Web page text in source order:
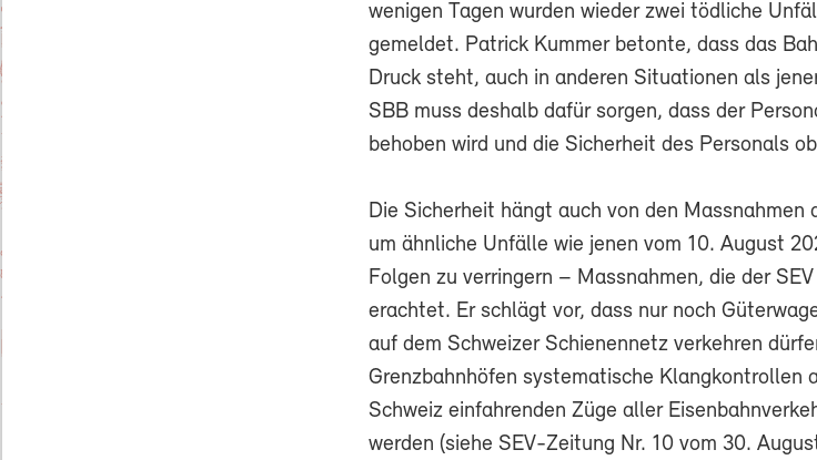
wenigen Tagen wurden wieder zwei tödliche
gemeldet. Patrick Kummer betonte, dass das
Druck steht, auch in anderen Situationen als
SBB muss deshalb dafür sorgen, dass der
behoben wird und die Sicherheit des Personals
Die Sicherheit hängt auch von den Massnahmen
um ähnliche Unfälle wie jenen vom 10. August
Folgen zu verringern – Massnahmen, die der
erachtet. Er schlägt vor, dass nur noch
auf dem Schweizer Schienennetz verkehren
Grenzbahnhöfen systematische Klangkontrollen
Schweiz einfahrenden Züge aller
werden (siehe SEV-Zeitung Nr. 10 vom 30.